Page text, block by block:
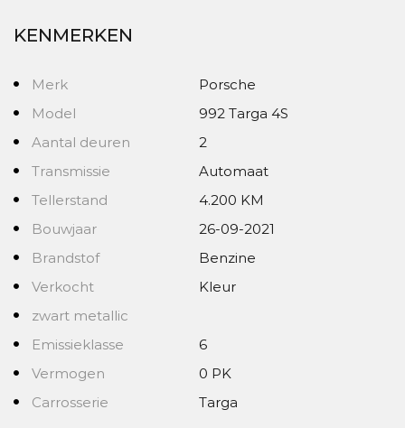
KENMERKEN
Merk
Porsche
Model
992 Targa 4S
Aantal deuren
2
Transmissie
Automaat
Tellerstand
4.200 KM
Bouwjaar
26-09-2021
Brandstof
Benzine
Verkocht
Kleur
zwart metallic
Emissieklasse
6
Vermogen
0 PK
Carrosserie
Targa